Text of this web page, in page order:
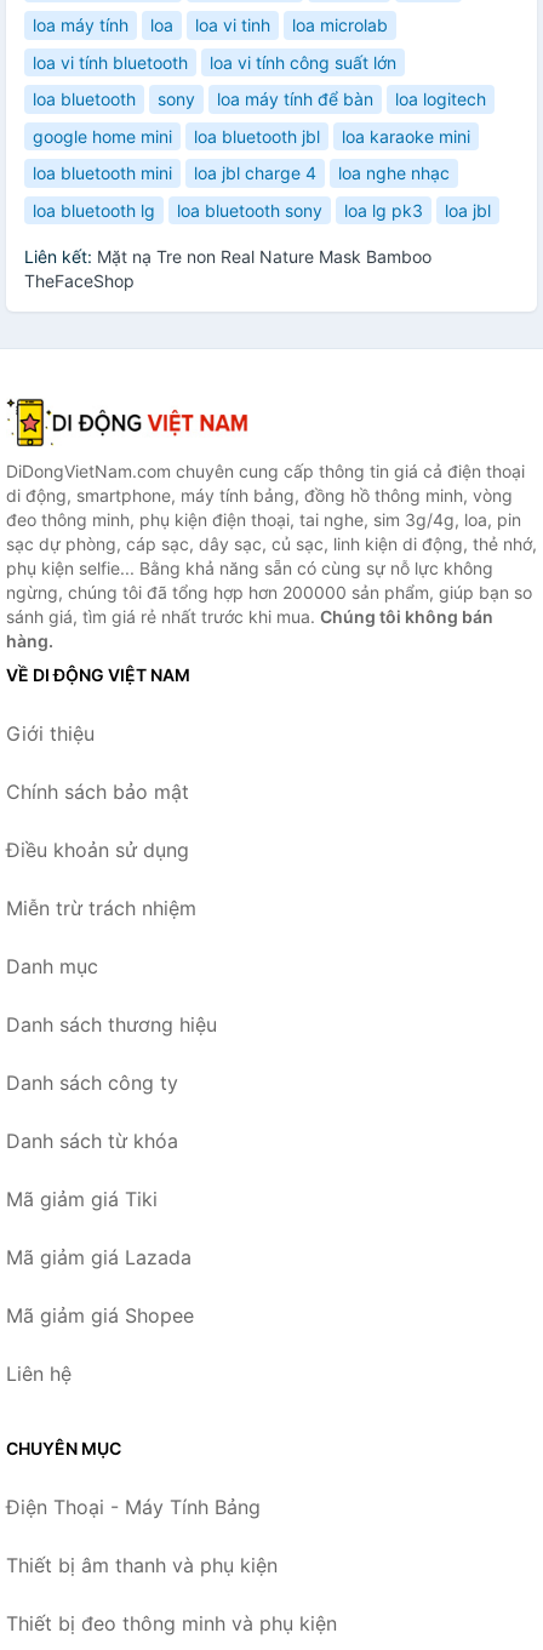
loa máy tính
loa loa vi tinh
loa microlab
loa vi tính bluetooth
loa vi tính công suất lớn
loa bluetooth
sony loa máy tính để bàn
loa logitech
google home mini
loa bluetooth jbl
loa karaoke mini
loa bluetooth mini
loa jbl charge 4
loa nghe nhạc
loa bluetooth lg
loa bluetooth sony loa lg pk3 loa jbl
Liên kết: Mặt nạ Tre non Real Nature Mask Bamboo
TheFaceShop
DiDongVietNam.com chuyên cung cấp thông tin giá cả điện thoại
di động, smartphone, máy tính bảng, đồng hồ thông minh, vòng
đeo thông minh, phụ kiện điện thoại, tai nghe, sim 3g/4g, loa, pin
sạc dự phòng, cáp sạc, dây sạc, củ sạc, linh kiện di động, thẻ nhớ,
phụ kiện selfie... Bằng khả năng sẵn có cùng sự nỗ lực không
ngừng, chúng tôi đã tổng hợp hơn 200000 sản phẩm, giúp bạn so
sánh giá, tìm giá rẻ nhất trước khi mua. Chúng tôi không bán
hàng.
VỀ DI ĐỘNG VIỆT NAM
Giới thiệu
Chính sách bảo mật
Điều khoản sử dụng
Miễn trừ trách nhiệm
Danh mục
Danh sách thương hiệu
Danh sách công ty
Danh sách từ khóa
Mã giảm giá Tiki
Mã giảm giá Lazada
Mã giảm giá Shopee
Liên hệ
CHUYÊN MỤC
Điện Thoại - Máy Tính Bảng
Thiết bị âm thanh và phụ kiện
Thiết bị đeo thông minh và phụ kiện